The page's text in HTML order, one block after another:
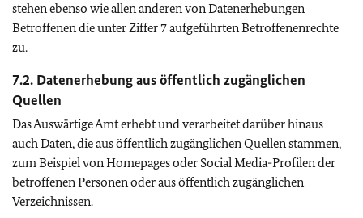
stehen ebenso wie allen anderen von Datenerhebungen
Betroffenen die unter Ziffer 7 aufgeführten Betroffenenrechte
zu.
7.2. Datenerhebung aus öffentlich zugänglichen
Quellen
Das Auswärtige Amt erhebt und verarbeitet darüber hinaus
auch Daten, die aus öffentlich zugänglichen Quellen stammen,
zum Beispiel von Homepages oder Social Media-Profilen der
betroffenen Personen oder aus öffentlich zugänglichen
Verzeichnissen.